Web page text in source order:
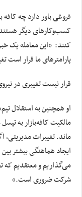
فروغی باور دارد چه کافه
کسب‌وکارهای دیگر
کنند: «این معامله یک
پارامترهای ما قرار
قرار نیست تغییری در
او همچنین به استقلال
مالکیت کافه‌بازار به
ماند. تغییرات مدیریتی،
ایجاد هماهنگی بیشتر
می‌گذاریم و معتقدیم که
شرکت ضروری است.»